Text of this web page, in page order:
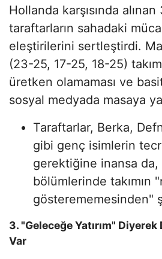
Hollanda karşısında
taraftarların sahadaki
eleştirilerini sertleştirdi.
(23-25, 17-25, 18-25)
üretken olamaması ve
sosyal medyada masaya
Taraftarlar, Berka,
gibi genç isimlerin
gerektiğine inansa da,
bölümlerinde takımın
gösterememesinden"
3. "Geleceğe Yatırım"
Var